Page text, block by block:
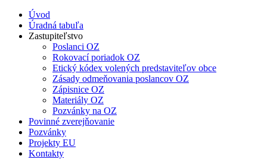
Úvod
Úradná tabuľa
Zastupiteľstvo
Poslanci OZ
Rokovací poriadok OZ
Etický kódex volených predstaviteľov obce
Zásady odmeňovania poslancov OZ
Zápisnice OZ
Materiály OZ
Pozvánky na OZ
Povinné zverejňovanie
Pozvánky
Projekty EU
Kontakty